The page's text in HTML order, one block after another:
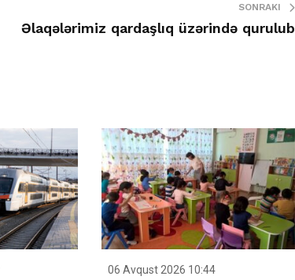
SONRAKI
Əlaqələrimiz qardaşlıq üzərində qurulub
06 Avqust 2026 10:44